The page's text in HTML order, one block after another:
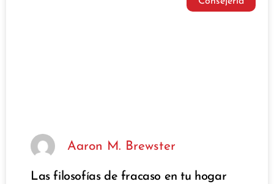
Aaron M. Brewster
Las filosofías de fracaso en tu hogar